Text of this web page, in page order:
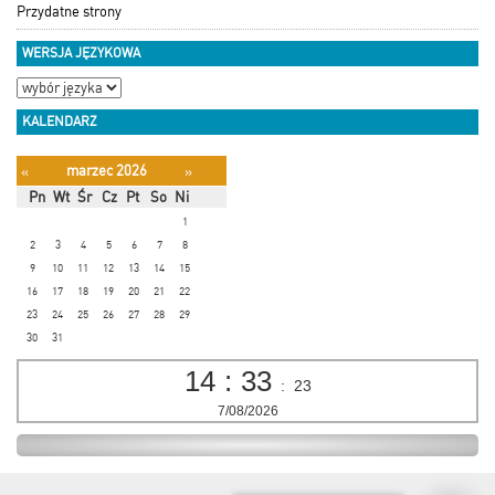
Przydatne strony
WERSJA JĘZYKOWA
KALENDARZ
« marzec 2026
»
Pn Wt Śr Cz Pt So Ni
1
2
3 4 5 6 7
8
9
10 11 12 13 14
15
16
17 18 19 20 21
22
23
24 25 26 27 28
29
30
31
14 : 33 : 23
7/08/2026